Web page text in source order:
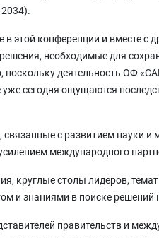
конференции и вместе с
необходимые для
деятельность ОФ
сегодня ощущаются
с развитием науки
международного
круглые столы лидеров,
и знаниями в поиске решений
правительств и